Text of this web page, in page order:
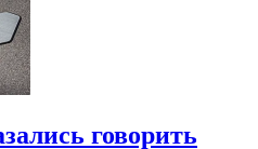
говорить